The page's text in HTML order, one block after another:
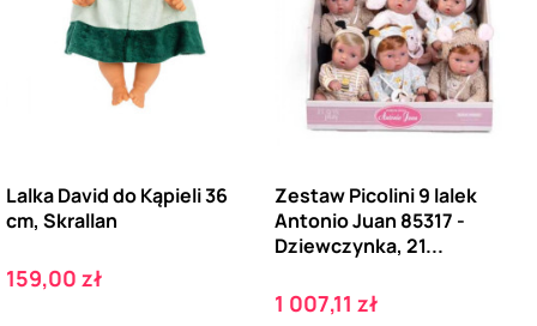
Lalka David do Kąpieli 36
cm, Skrallan
Cena
159,00 zł
Zestaw Picolini 9 lalek
Antonio Juan 85317 -
Dziewczynka, 21...
Cena
1 007,11 zł